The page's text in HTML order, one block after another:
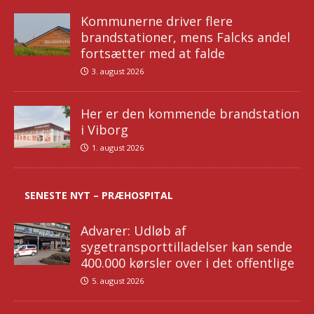
Kommunerne driver flere
brandstationer, mens Falcks andel
fortsætter med at falde
3. august 2026
Her er den kommende brandstation
i Viborg
1. august 2026
SENESTE NYT – PRÆHOSPITAL
Advarer: Udløb af
sygetransporttilladelser kan sende
400.000 kørsler over i det offentlige
5. august 2026